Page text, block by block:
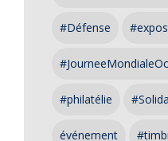
#Défense
#philatélie
événement